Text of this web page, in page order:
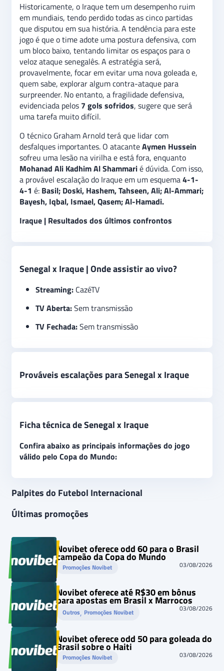
Historicamente, o Iraque tem um desempenho ruim
em mundiais, tendo perdido todas as cinco partidas
que disputou em sua história. A tendência para este
jogo é que o time adote uma postura defensiva, com
um bloco baixo, tentando limitar os espaços para o
veloz ataque senegalês. A estratégia será,
provavelmente, focar em evitar uma nova goleada e,
quem sabe, explorar algum contra-ataque para
surpreender. No entanto, a fragilidade defensiva,
evidenciada pelos 7 gols sofridos, sugere que será
uma tarefa muito difícil.
O técnico Graham Arnold terá que lidar com
desfalques importantes. O atacanteAymen Hussein
sofreu uma lesão na virilha e está fora, enquanto
Mohanad Ali Kadhim Al Shammarié dúvida. Com isso,
a provável escalação do Iraque em um esquema4-1-
4-1 é: Basil; Doski, Hashem, Tahseen, Ali; Al-Ammari;
Bayesh, Iqbal, Ismael, Qasem; Al-Hamadi.
Iraque | Resultados dos últimos confrontos
Senegal x Iraque | Onde assistir ao vivo?
Streaming: CazéTV
TV Aberta:Sem transmissão
TV Fechada:Sem transmissão
Prováveis escalações para Senegal x Iraque
Ficha técnica de Senegal x Iraque
Confira abaixo as principais informações do jogo
válido pelo Copa do Mundo:
Palpites do Futebol Internacional
Últimas promoções
Novibet oferece odd 60 para o Brasil
campeão da Copa do Mundo
Promoções Novibet 03/08/2026
Novibet oferece até R$30 em bônus
para apostas em Brasil x Marrocos
Outros, Promoções Novibet 03/08/2026
Novibet oferece odd 50 para goleada do
Brasil sobre o Haiti
Promoções Novibet 03/08/2026